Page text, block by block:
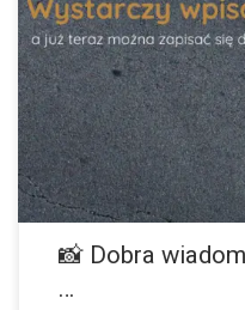
Festiwal Biegów Świętych
Instagram Facebook Miło nam
Festiwalu Biegów Świętych
📸 Dobra
…